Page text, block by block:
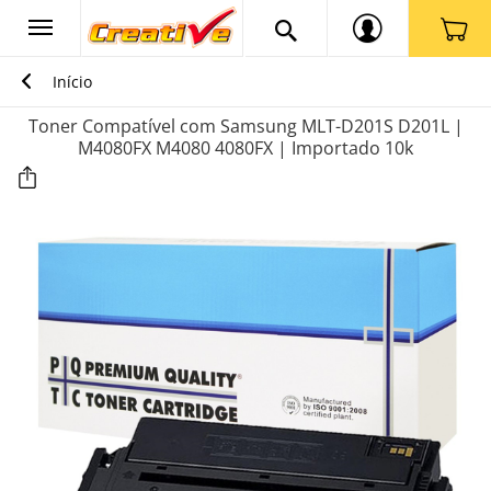
Início
Toner Compatível com Samsung MLT-D201S D201L |
M4080FX M4080 4080FX | Importado 10k